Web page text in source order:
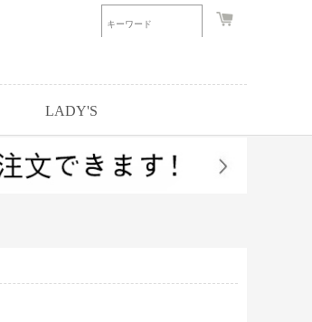
LADY'S